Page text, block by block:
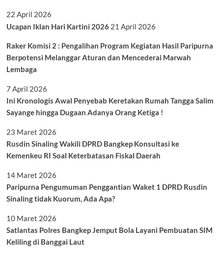
22 April 2026
Ucapan Iklan Hari Kartini 2026 21 April 2026
Raker Komisi 2 : Pengalihan Program Kegiatan Hasil Paripurna
Berpotensi Melanggar Aturan dan Mencederai Marwah
Lembaga
7 April 2026
Ini Kronologis Awal Penyebab Keretakan Rumah Tangga Salim
Sayange hingga Dugaan Adanya Orang Ketiga !
23 Maret 2026
Rusdin Sinaling Wakili DPRD Bangkep Konsultasi ke
Kemenkeu RI Soal Keterbatasan Fiskal Daerah
14 Maret 2026
Paripurna Pengumuman Penggantian Waket 1 DPRD Rusdin
Sinaling tidak Kuorum, Ada Apa?
10 Maret 2026
Satlantas Polres Bangkep Jemput Bola Layani Pembuatan SIM
Keliling di Banggai Laut